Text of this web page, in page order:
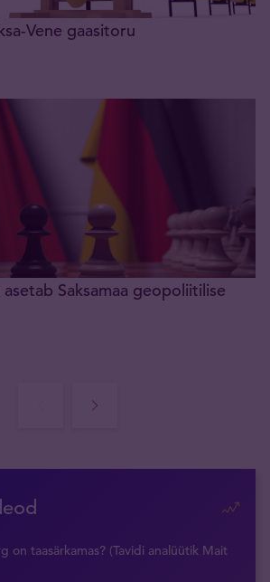
Vene gaasitoru
Saksamaa geopoliitilise
on taasärkamas? (Tavidi analüütik Mait